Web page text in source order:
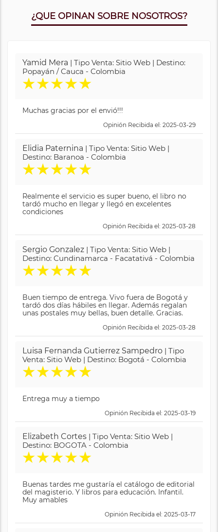
¿QUE OPINAN SOBRE NOSOTROS?
Yamid Mera | Tipo Venta: Sitio Web | Destino:
Popayán / Cauca - Colombia
★★★★★
Muchas gracias por el envió!!!
Opinión Recibida el: 2025-03-29
Elidia Paternina | Tipo Venta: Sitio Web |
Destino: Baranoa - Colombia
★★★★★
Realmente el servicio es super bueno, el libro no
tardó mucho en llegar y llegó en excelentes
condiciones
Opinión Recibida el: 2025-03-28
Sergio Gonzalez | Tipo Venta: Sitio Web |
Destino: Cundinamarca - Facatativá - Colombia
★★★★★
Buen tiempo de entrega. Vivo fuera de Bogotá y
tardó dos días hábiles en llegar. Además regalan
unas postales muy bellas, buen detalle. Gracias.
Opinión Recibida el: 2025-03-28
Luisa Fernanda Gutierrez Sampedro | Tipo
Venta: Sitio Web | Destino: Bogotá - Colombia
★★★★★
Entrega muy a tiempo
Opinión Recibida el: 2025-03-19
Elizabeth Cortes | Tipo Venta: Sitio Web |
Destino: BOGOTA - Colombia
★★★★★
Buenas tardes me gustaría el catálogo de editorial
del magisterio. Y libros para educación. Infantil.
Muy amables
Opinión Recibida el: 2025-03-17